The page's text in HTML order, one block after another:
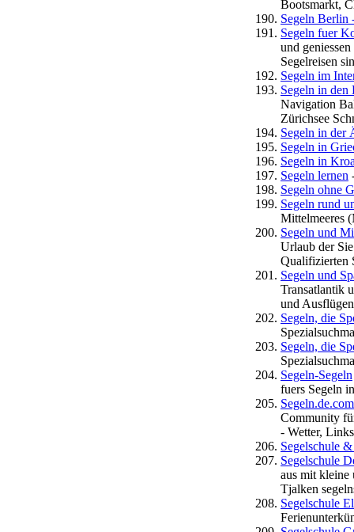
Bootsmarkt,
Segeln Berlin
Segeln fuer
und
Segelreisen
Segeln im
Segeln in den
Navigation
Zürichsee
Segeln in der
Segeln in
Segeln in
Segeln lernen
Segeln ohne
Segeln rund
Mittelmeeres
Segeln und
Urlaub der
Qualifizierten
Segeln und
Transatlantik
und
Segeln, die
Segeln, die
Segeln-Segeln
fuers Segeln
Community
- Wetter,
Segelschule
Segelschule
aus mit kleine
Tjalken
Segelschule